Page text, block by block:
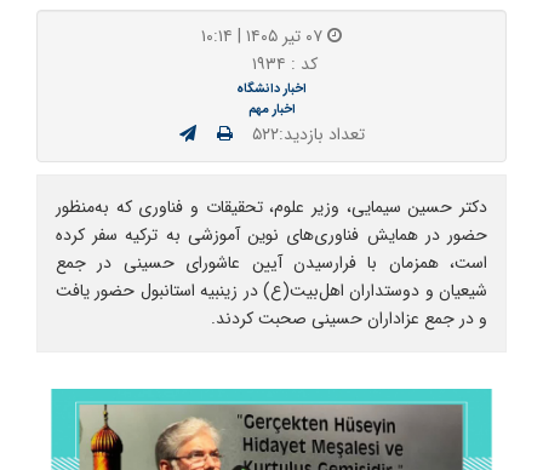
کد : ۱۹۳۴
اخبار دانشگاه
اخبار مهم
تعداد بازدید:۵۲۲
دکتر حسین سیمایی، وزیر علوم، تحقیقات و فناوری که به‌منظور
حضور در همایش فناوری‌های نوین آموزشی به ترکیه سفر کرده
است، همزمان با فرارسیدن آیین عاشورای حسینی در جمع
شیعیان و دوستداران اهل‌بیت(ع) در زینبیه استانبول حضور یافت
و در جمع عزاداران حسینی صحبت کردند.